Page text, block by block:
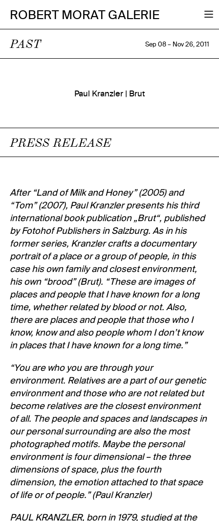
ROBERT MORAT GALERIE
PAST Sep 08 – Nov 26, 2011
Paul Kranzler | Brut
PRESS RELEASE
After “Land of Milk and Honey” (2005) and
“Tom” (2007), Paul Kranzler presents his third
international book publication „Brut“, published
by Fotohof Publishers in Salzburg. As in his
former series, Kranzler crafts a documentary
portrait of a place or a group of people, in this
case his own family and closest environment,
his own “brood” (Brut). “These are images of
places and people that I have known for a long
time, whether related by blood or not. Also,
there are places and people that those who I
know, know and also people whom I don’t know
in places that I have known for a long time.”
“You are who you are through your
environment. Relatives are a part of our genetic
environment and those who are not related but
become relatives are the closest environment
of all. The people and spaces and landscapes in
our personal surrounding are also the most
photographed motifs. Maybe the personal
environment is four dimensional – the three
dimensions of space, plus the fourth
dimension, the emotion attached to that space
of life or of people.” (Paul Kranzler)
PAUL KRANZLER, born in 1979, studied at the